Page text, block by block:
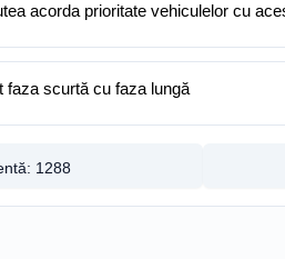
acorda prioritate vehiculelor cu
faza scurtă cu faza lungă
1288